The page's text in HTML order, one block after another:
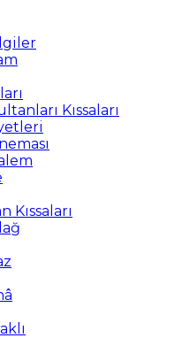
Kıssaları
Kıssaları